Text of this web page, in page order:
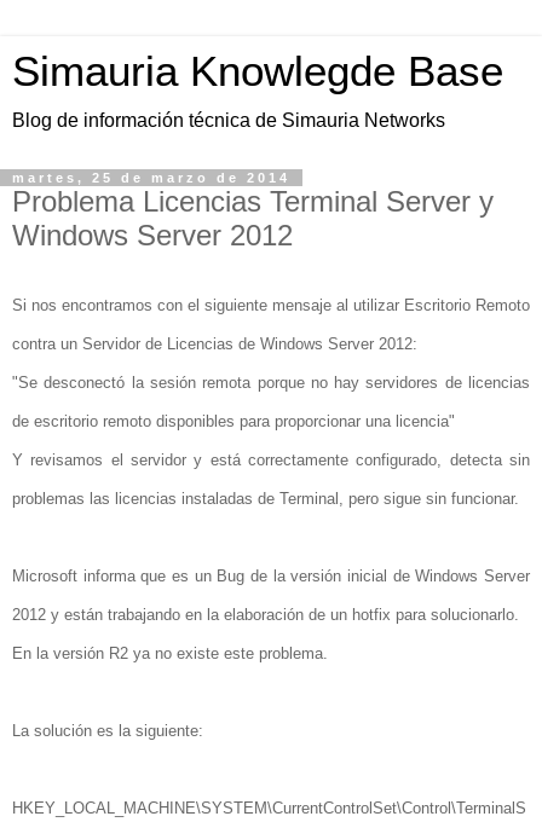
Simauria Knowlegde Base
Blog de información técnica de Simauria Networks
martes, 25 de marzo de 2014
Problema Licencias Terminal Server y
Windows Server 2012
Si nos encontramos con el siguiente mensaje al utilizar Escritorio Remoto
contra un Servidor de Licencias de Windows Server 2012:
"Se desconectó la sesión remota porque no hay servidores de licencias
de escritorio remoto disponibles para proporcionar una licencia"
Y revisamos el servidor y está correctamente configurado, detecta sin
problemas las licencias instaladas de Terminal, pero sigue sin funcionar.
Microsoft informa que es un Bug de la versión inicial de Windows Server
2012 y están trabajando en la elaboración de un hotfix para solucionarlo.
En la versión R2 ya no existe este problema.
La solución es la siguiente:
HKEY_LOCAL_MACHINE\SYSTEM\CurrentControlSet\Control\TerminalS